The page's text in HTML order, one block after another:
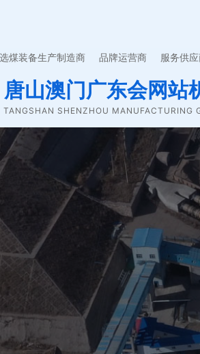
选煤装备生产制造商 品牌运营商 服务供应
唐山澳门广东会网站
TANGSHAN SHENZHOU MANUFACTURING